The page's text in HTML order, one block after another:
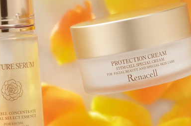
美容液・セラム
ボディ＆デオドラント
お悩みから探す